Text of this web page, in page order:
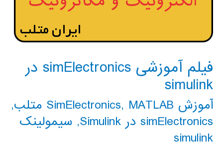
فیلم آموزشی simElectronics در
simulink
آموزش SimElectronics , MATLAB متلب
,
simElectronics در Simulink
, سیمولینک
simulink